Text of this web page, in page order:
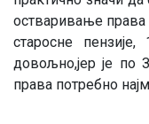
остваривање права
старосне
довољно,јер је по
права потребно